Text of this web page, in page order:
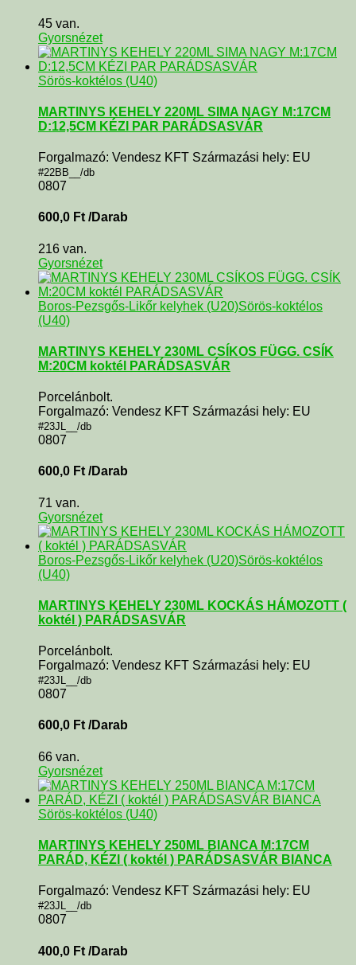
45 van.
Gyorsnézet
Sörös-koktélos (U40)
MARTINYS KEHELY 220ML SIMA NAGY M:17CM
D:12,5CM KÉZI PAR PARÁDSASVÁR
Forgalmazó: Vendesz KFT Származási hely: EU
#22BB__/db
0807
600,0 Ft /Darab
216 van.
Gyorsnézet
Boros-Pezsgős-Likőr kelyhek (U20)Sörös-koktélos
(U40)
MARTINYS KEHELY 230ML CSÍKOS FÜGG. CSÍK
M:20CM koktél PARÁDSASVÁR
Porcelánbolt.
Forgalmazó: Vendesz KFT Származási hely: EU
#23JL__/db
0807
600,0 Ft /Darab
71 van.
Gyorsnézet
Boros-Pezsgős-Likőr kelyhek (U20)Sörös-koktélos
(U40)
MARTINYS KEHELY 230ML KOCKÁS HÁMOZOTT (
koktél ) PARÁDSASVÁR
Porcelánbolt.
Forgalmazó: Vendesz KFT Származási hely: EU
#23JL__/db
0807
600,0 Ft /Darab
66 van.
Gyorsnézet
Sörös-koktélos (U40)
MARTINYS KEHELY 250ML BIANCA M:17CM
PARÁD, KÉZI ( koktél ) PARÁDSASVÁR BIANCA
Forgalmazó: Vendesz KFT Származási hely: EU
#23JL__/db
0807
400,0 Ft /Darab